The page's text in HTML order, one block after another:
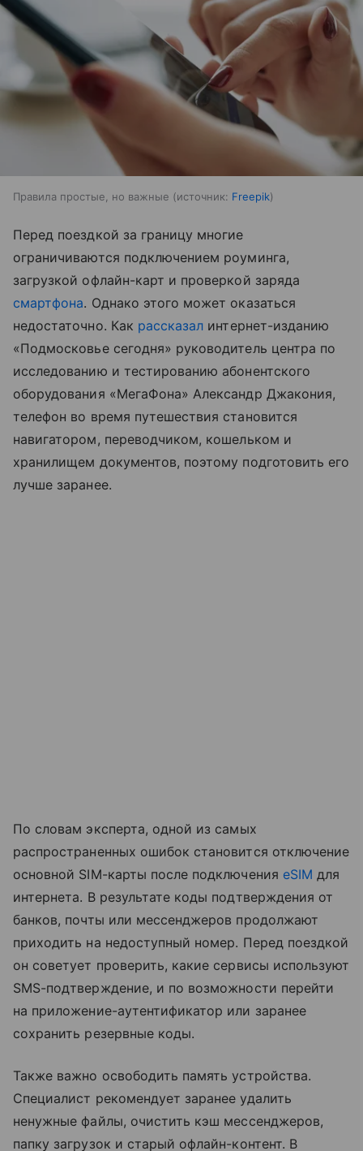
Правила простые, но важные источник: Freepik
Перед поездкой за границу многие
ограничиваются подключением роуминга,
загрузкой офлайн-карт и проверкой заряда
смартфона. Однако этого может оказаться
недостаточно. Как рассказал интернет-изданию
«Подмосковье сегодня» руководитель центра по
исследованию и тестированию абонентского
оборудования «МегаФона» Александр Джакония,
телефон во время путешествия становится
навигатором, переводчиком, кошельком и
хранилищем документов, поэтому подготовить его
лучше заранее.
По словам эксперта, одной из самых
распространенных ошибок становится отключение
основной SIM-карты после подключения eSIM для
интернета. В результате коды подтверждения от
банков, почты или мессенджеров продолжают
приходить на недоступный номер. Перед поездкой
он советует проверить, какие сервисы используют
SMS-подтверждение, и по возможности перейти
на приложение-аутентификатор или заранее
сохранить резервные коды.
Также важно освободить память устройства.
Специалист рекомендует заранее удалить
ненужные файлы, очистить кэш мессенджеров,
папку загрузок и старый офлайн-контент. В